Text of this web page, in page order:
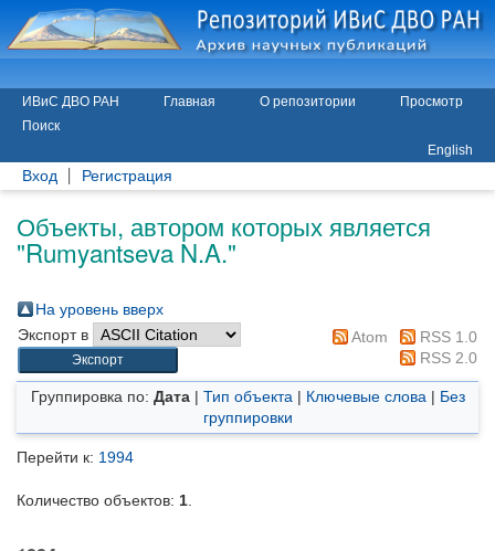
ИВиС ДВО РАН Главная О репозитории
Просмотр
Поиск
English
Вход Регистрация
Объекты, автором которых является
"Rumyantseva N.A."
На уровень вверх
Экспорт в
Atom
RSS 1.0
RSS 2.0
Группировка по: Дата| Тип объекта | Ключевые слова | Без
группировки
Перейти к: 1994
Количество объектов: 1